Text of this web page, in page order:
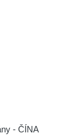
- ČÍNA